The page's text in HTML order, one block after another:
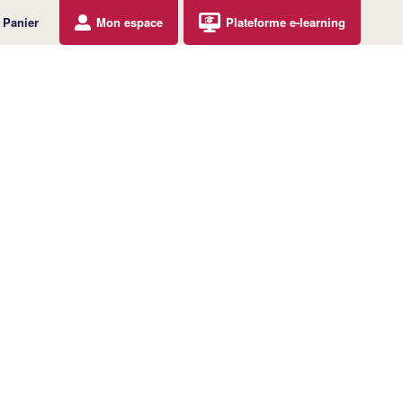
Panier Mon espace Plateforme e-learning